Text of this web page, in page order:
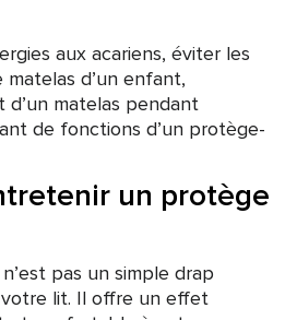
aux acariens, éviter les
matelas d’un enfant,
matelas pendant
de fonctions d’un protège-
un protège
pas un simple drap
lit. Il offre un effet